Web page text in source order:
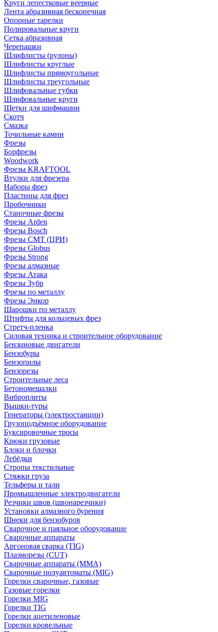
Круги лепестковые веерные
Лента абразивная бесконечная
Опорные тарелки
Полировальные круги
Сетка абразивная
Черепашки
Шлифлисты (рулоны)
Шлифлисты круглые
Шлифлисты прямоугольные
Шлифлисты треугольные
Шлифовальные губки
Шлифовальные круги
Щетки для шифмашин
Скотч
Смазка
Точильные камни
Фрезы
Борфрезы
Woodwork
Фрезы KRAFTOOL
Втулки для фрезера
Наборы фрез
Пластины для фрез
Пробочники
Станочные фрезы
Фрезы Arden
Фрезы Bosch
Фрезы CMT (ЦРИ)
Фрезы Globus
Фрезы Strong
Фрезы алмазные
Фрезы Атака
Фрезы Зубр
Фрезы по металлу
Фрезы Энкор
Шарошки по металлу
Штифты для кольцевых фрез
Стретч-пленка
Силовая техника и строительное оборудование
Бензиновые двигатели
Бензобуры
Бензопилы
Бензорезы
Строительные леса
Бетономешалки
Виброплиты
Вышки-туры
Генераторы (электростанции)
Грузоподъёмное оборудование
Буксировочные тросы
Крюки грузовые
Блоки и блочки
Лебёдки
Стропы текстильные
Стяжки груза
Тельферы и тали
Промышленные электродвигатели
Резчики швов (швонарезчики)
Установки алмазного бурения
Шнеки для бензобуров
Сварочное и паяльное оборудование
Сварочные аппараты
Аргоновая сварка (TIG)
Плазморезы (CUT)
Сварочные аппараты (MMA)
Сварочные полуавтоматы (MIG)
Горелки сварочные, газовые
Газовые горелки
Горелки MIG
Горелки TIG
Горелки ацетиленовые
Горелки кровельные